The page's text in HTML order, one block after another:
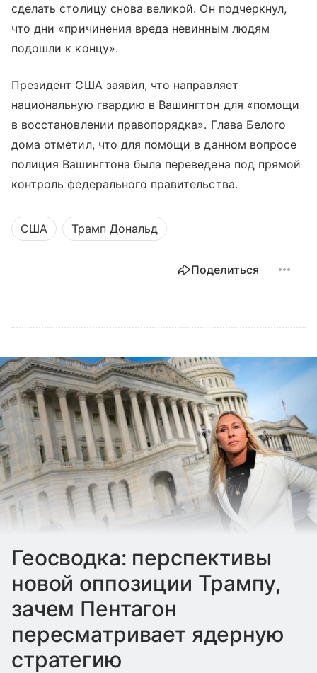
сделать столицу снова великой. Он подчеркнул,
что дни «причинения вреда невинным людям
подошли к концу».
Президент США заявил, что направляет
национальную гвардию в Вашингтон для «помощи
в восстановлении правопорядка». Глава Белого
дома отметил, что для помощи в данном вопросе
полиция Вашингтона была переведена под прямой
контроль федерального правительства.
США Трамп Дональд
Поделиться
Геосводка: перспективы
новой оппозиции Трампу,
зачем Пентагон
пересматривает ядерную
стратегию